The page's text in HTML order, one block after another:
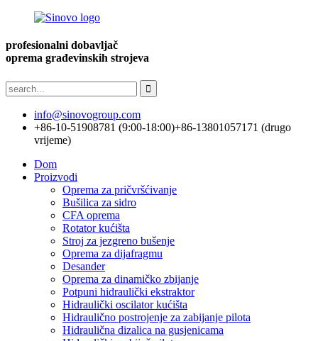
profesionalni dobavljač
oprema građevinskih strojeva
info@sinovogroup.com
+86-10-51908781 (9:00-18:00)+86-13801057171 (drugo
vrijeme)
Dom
Proizvodi
Oprema za pričvršćivanje
Bušilica za sidro
CFA oprema
Rotator kućišta
Stroj za jezgreno bušenje
Oprema za dijafragmu
Desander
Oprema za dinamičko zbijanje
Potpuni hidraulički ekstraktor
Hidraulički oscilator kućišta
Hidraulično postrojenje za zabijanje pilota
Hidraulična dizalica na gusjenicama